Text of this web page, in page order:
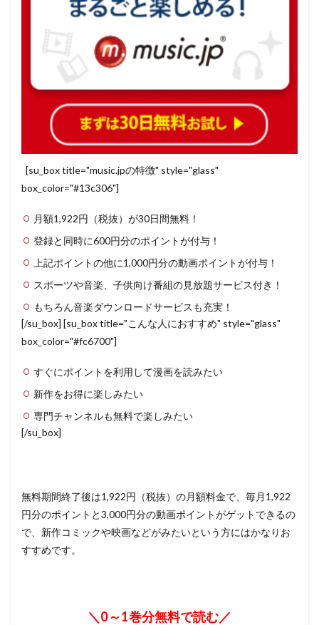
[su_box title="music.jpの特徴" style="glass"
box_color="#13c306"]
月額1,922円（税抜）が30日間無料！
登録と同時に600円分のポイントが付与！
上記ポイントの他に1,000円分の動画ポイントが付与！
スポーツや音楽、子供向け番組の見放題サービス付き！
もちろん音楽ダウンロードサービスも充実！
[/su_box] [su_box title="こんな人におすすめ" style="glass"
box_color="#fc6700"]
すぐにポイントを利用して漫画を読みたい
新作をお得に楽しみたい
専門チャンネルも無料で楽しみたい
[/su_box]
無料期間終了後は1,922円（税抜）の月額料金で、毎月1,922
円分のポイントと3,000円分の動画ポイントがゲットできるの
で、新作コミックや映画などがみたいという方にはかなりお
すすめです。
＼0～1巻分無料で読む／